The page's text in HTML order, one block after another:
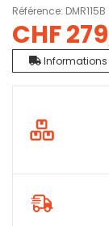
Référence: DMR115B
CHF